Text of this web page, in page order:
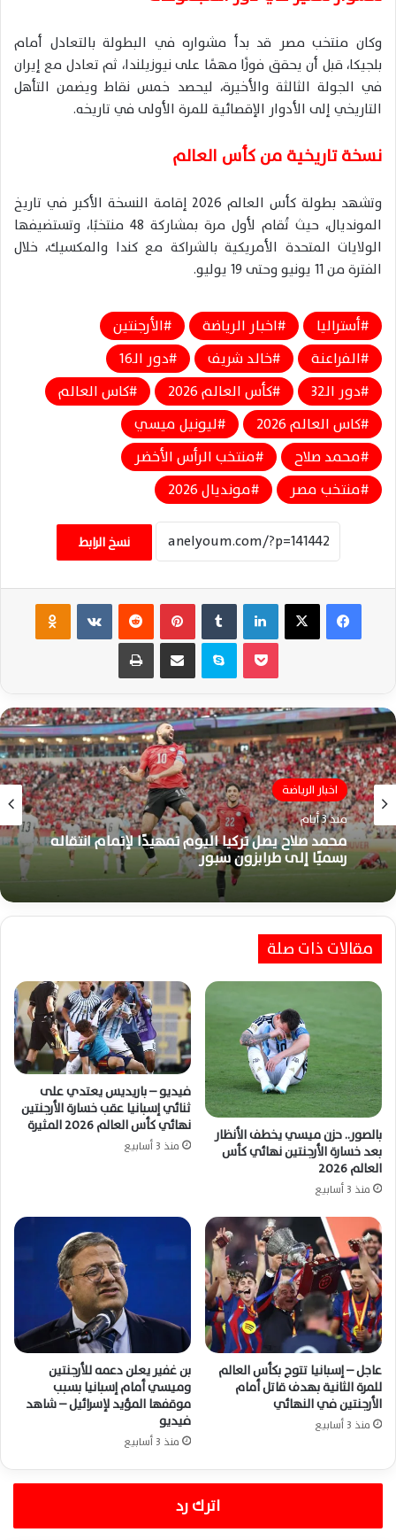
وكان منتخب مصر قد بدأ مشواره في البطولة بالتعادل أمام
بلجيكا، قبل أن يحقق فوزًا مهمًا على نيوزيلندا، ثم تعادل مع إيران
في الجولة الثالثة والأخيرة، ليحصد خمس نقاط ويضمن التأهل
التاريخي إلى الأدوار الإقصائية للمرة الأولى في تاريخه.
نسخة تاريخية من كأس العالم
وتشهد بطولة كأس العالم 2026 إقامة النسخة الأكبر في تاريخ
المونديال، حيث تُقام لأول مرة بمشاركة 48 منتخبًا، وتستضيفها
الولايات المتحدة الأمريكية بالشراكة مع كندا والمكسيك، خلال
الفترة من 11 يونيو وحتى 19 يوليو.
أستراليا اخبار الرياضة
الأرجنتين
الفراعنة
خالد شريف
دور الـ16
دور الـ32
كأس العالم 2026
كاس العالم
كاس العالم 2026
ليونيل ميسي
محمد صلاح
منتخب الرأس الأخضر
منتخب مصر
مونديال 2026
نسخ الرابط
فيسبوك ‫X لينكدإن بينتيريست ‏VKontakte
سكايب مشاركة عبر البريد طباعة
اخبار الرياضة
منذ 3 أيام
محمد صلاح يصل تركيا اليوم تمهيدًا لإتمام انتقاله
رسميًا إلى طرابزون سبور
اخبار الرياضة
منذ 6 أيام
كتيبة حسام حسن تبدأ مشوار تصفيات أمم أفريقيا
2027 بطموحات كبيرة نحو التأهل
مقالات ذات صلة
بالصور.. حزن ميسي يخطف الأنظار
بعد خسارة الأرجنتين نهائي كأس
العالم 2026
منذ 3 أسابيع
فيديو – باريديس يعتدي على
ثنائي إسبانيا عقب خسارة الأرجنتين
نهائي كأس العالم 2026 المثيرة
منذ 3 أسابيع
عاجل – إسبانيا تتوج بكأس العالم
للمرة الثانية بهدف قاتل أمام
الأرجنتين في النهائي
منذ 3 أسابيع
بن غفير يعلن دعمه للأرجنتين
وميسي أمام إسبانيا بسبب
موقفها المؤيد لإسرائيل – شاهد
فيديو
منذ 3 أسابيع
اترك رد